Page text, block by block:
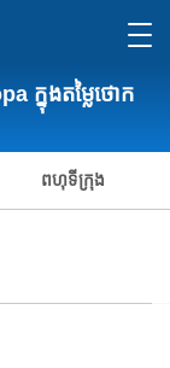
ក្នុងតម្លៃថោក
ពហុទីក្រុង